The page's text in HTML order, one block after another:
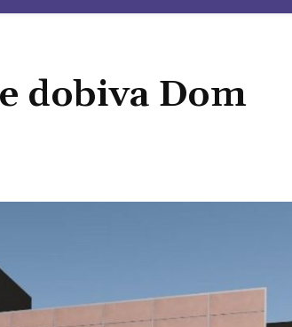
dobiva Dom